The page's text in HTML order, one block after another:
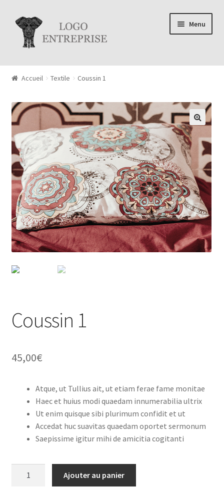
Aller à la navigation
Aller au contenu Menu
Accueil Textile Coussin 1
Coussin 1
45,00€
Atque, ut Tullius ait, ut etiam ferae fame monitae
Haec et huius modi quaedam innumerabilia ultrix
Ut enim quisque sibi plurimum confidit et ut
Accedat huc suavitas quaedam oportet sermonum
Saepissime igitur mihi de amicitia cogitanti
Quantité Ajouter au panier